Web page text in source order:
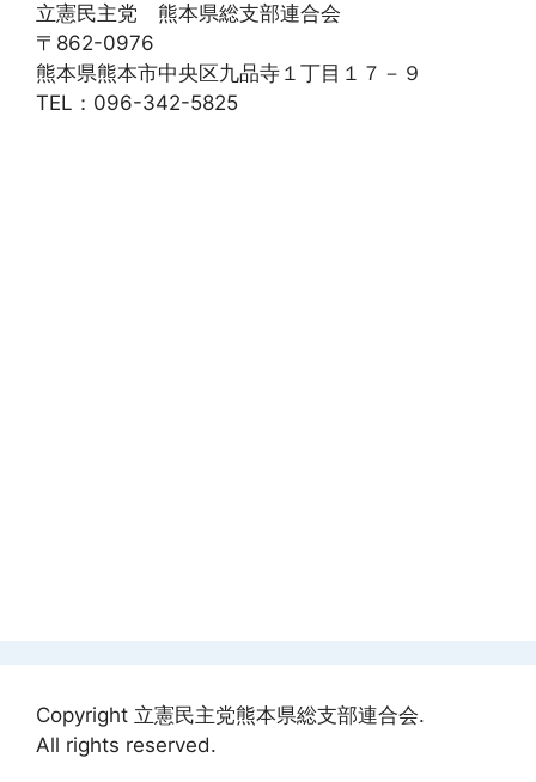
立憲民主党 熊本県総支部連合会
〒862-0976
熊本県熊本市中央区九品寺１丁目１７－９
TEL：096-342-5825
Copyright 立憲民主党熊本県総支部連合会.
All rights reserved.